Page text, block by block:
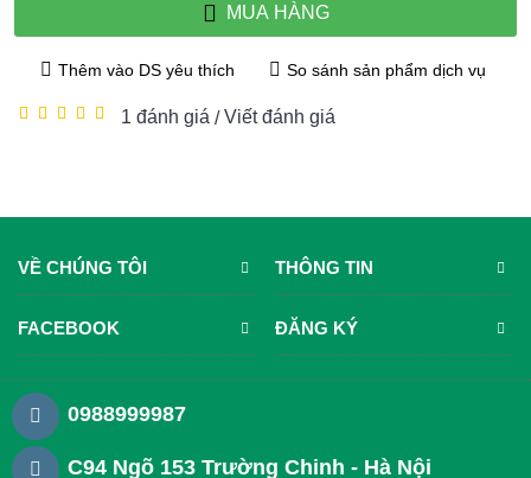
MUA HÀNG
Thêm vào DS yêu thích So sánh sản phẩm dịch vụ
1 đánh giá /Viết đánh giá
VỀ CHÚNG TÔI THÔNG TIN
FACEBOOK ĐĂNG KÝ
0988999987
C94 Ngõ 153 Trường Chinh - Hà Nội